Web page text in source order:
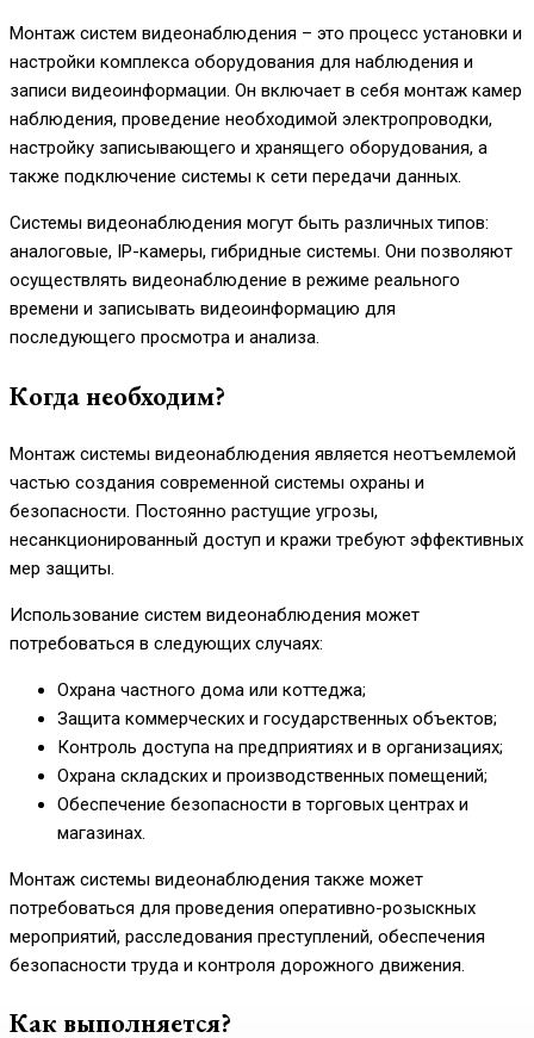
Монтаж систем видеонаблюдения – это процесс установки и
настройки комплекса оборудования для наблюдения и
записи видеоинформации. Он включает в себя монтаж камер
наблюдения, проведение необходимой электропроводки,
настройку записывающего и хранящего оборудования, а
также подключение системы к сети передачи данных.
Системы видеонаблюдения могут быть различных типов:
аналоговые, IP-камеры, гибридные системы. Они позволяют
осуществлять видеонаблюдение в режиме реального
времени и записывать видеоинформацию для
последующего просмотра и анализа.
Когда необходим?
Монтаж системы видеонаблюдения является неотъемлемой
частью создания современной системы охраны и
безопасности. Постоянно растущие угрозы,
несанкционированный доступ и кражи требуют эффективных
мер защиты.
Использование систем видеонаблюдения может
потребоваться в следующих случаях:
Охрана частного дома или коттеджа;
Защита коммерческих и государственных объектов;
Контроль доступа на предприятиях и в организациях;
Охрана складских и производственных помещений;
Обеспечение безопасности в торговых центрах и
магазинах.
Монтаж системы видеонаблюдения также может
потребоваться для проведения оперативно-розыскных
мероприятий, расследования преступлений, обеспечения
безопасности труда и контроля дорожного движения.
Как выполняется?